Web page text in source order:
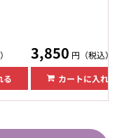
る
3,850 円（税込）
カートに入れる